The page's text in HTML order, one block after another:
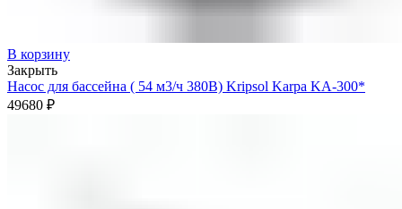
В корзину
Закрыть
Насос для бассейна ( 54 м3/ч 380В) Kripsol Karpa KA-300*
49680 ₽